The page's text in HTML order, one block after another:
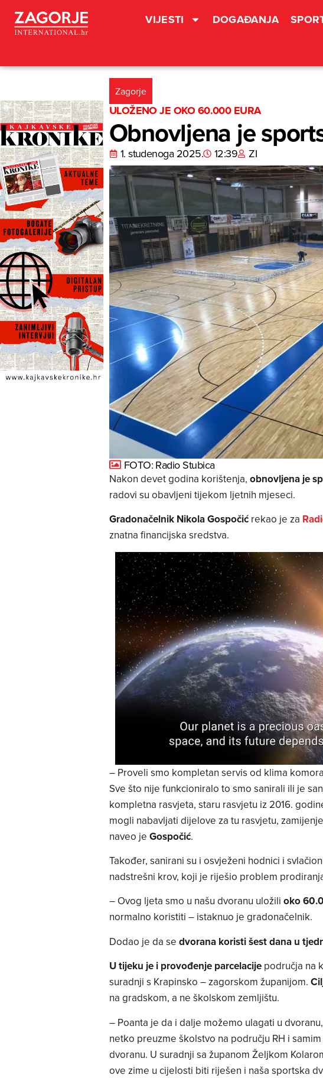
VIJESTI DOGAĐANJA
Zagorje
ULOŽENO JE OKO 60.000 EURA
Obnovljena je
1. studenoga 2025. 12:39 ZI
FOTO: Radio Stubica
Nakon devet godina korištenja, obnovljena je
radovi su obavljeni tijekom ljetnih mjeseci.
Gradonačelnik Nikola Gospočićrekao je za
znatna financijska sredstva.
– Proveli smo kompletan servis od klima
Sve što nije funkcioniralo to smo sanirali ili je
kompletna rasvjeta, staru rasvjetu iz 2016.
mogli nabavljati dijelove za tu rasvjetu,
naveo je Gospočić.
Također, sanirani su i osvježeni hodnici i
nadstrešni krov, koji je riješio problem
– Ovog ljeta smo u našu dvoranu uložili oko
normalno koristiti – istaknuo je gradonačelnik.
Dodao je da se dvorana koristi šest dana u
U tijeku je i provođenje parcelacijepodručja na
suradnji s Krapinsko – zagorskom županijom.
na gradskom, a ne školskom zemljištu.
– Poanta je da i dalje možemo ulagati u
netko preuzme školstvo na području RH i
dvoranu. U suradnji sa županom Željkom
ove zime u cijelosti biti riješen i naša sportska